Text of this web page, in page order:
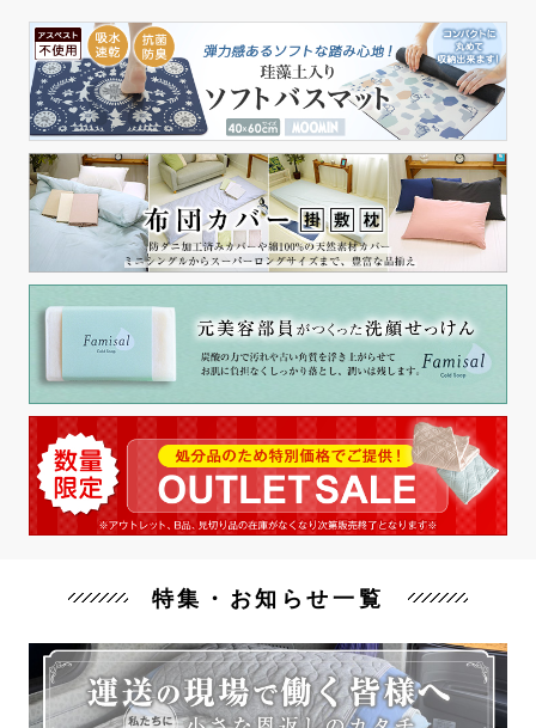
特集・お知らせ一覧